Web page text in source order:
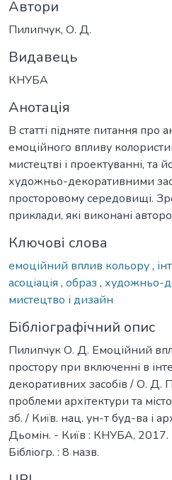
Автори
Пилипчук, О. Д.
Видавець
КНУБА
Анотація
В статті підняте питання про
емоційного впливу
мистецтві і проектуванні, та
художньо-декоративними
просторовому середовищі.
приклади, які виконані
Ключові слова
емоційний вплив кольору,
асоціація , образ , художньо-
мистецтво і дизайн
Бібліографічний опис
Пилипчук О. Д. Емоційний
простору при включенні в
декоративних засобів / О. Д.
проблеми архітектури та
зб. / Київ. нац. ун-т буд-ва і
Дьомін. - Київ : КНУБА,
Бібліогр. : 8 назв.